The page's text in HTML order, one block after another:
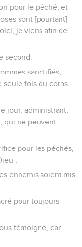
pour le péché, et
sont [pourtant]
je viens afin de
second.
sanctifiés,
seule fois du corps
jour, administrant,
qui ne peuvent
pour les péchés,
;
ennemis soient mis
pour toujours
témoigne, car